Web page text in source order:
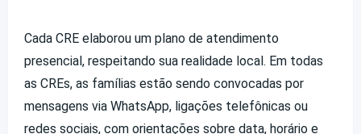
Cada CRE elaborou um plano de atendimento
presencial, respeitando sua realidade local. Em todas
as CREs, as famílias estão sendo convocadas por
mensagens via WhatsApp, ligações telefônicas ou
redes sociais, com orientações sobre data, horário e